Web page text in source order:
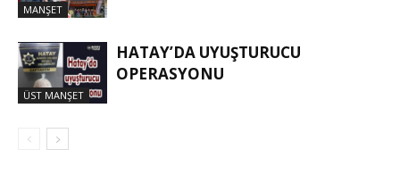
MANŞET
ÜST MANŞET
HATAY’DA UYUŞTURUCU
OPERASYONU